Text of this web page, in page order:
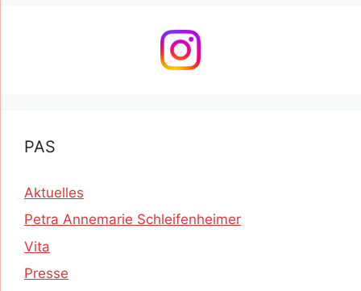
PAS
Aktuelles
Petra Annemarie Schleifenheimer
Vita
Presse